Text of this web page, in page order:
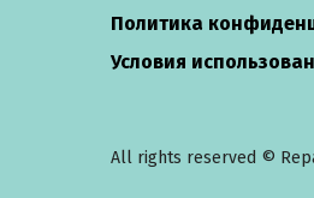
Политика
Условия
All rights reserved ©